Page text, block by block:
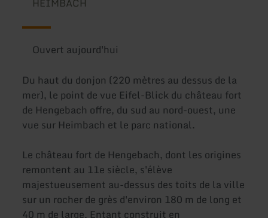
HEIMBACH
Ouvert aujourd'hui
Du haut du donjon (220 mètres au dessus de la
mer), le point de vue Eifel-Blick du château fort
de Hengebach offre, du sud au nord-ouest, une
vue sur Heimbach et le parc national.
Le château fort de Hengebach, dont les origines
remontent au 11e siècle, s'élève
majestueusement au-dessus des toits de la ville
sur un rocher de grès d'environ 180 m de long et
40 m de large. Entant construit en